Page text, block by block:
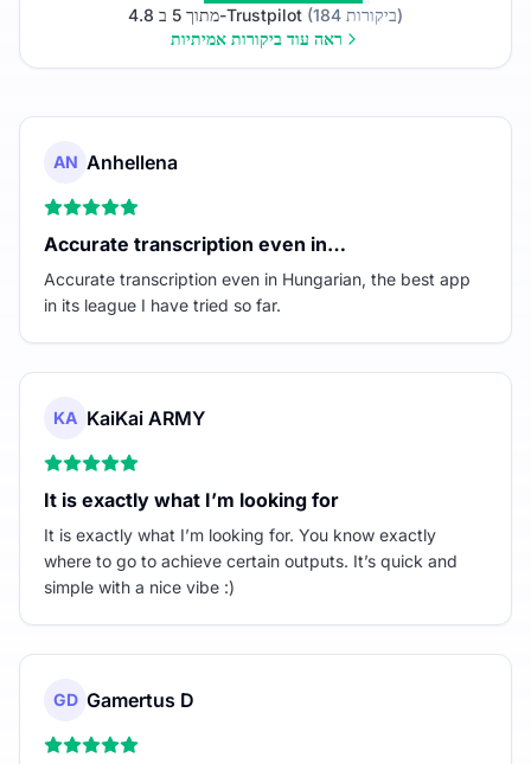
4.8 מתוך 5 ב-Trustpilot
(184 ביקורות)
ראה עוד ביקורות אמיתיות
AN Anhellena
Accurate transcription even in…
Accurate transcription even in Hungarian, the best app
in its league I have tried so far.
KA KaiKai ARMY
It is exactly what I’m looking for
It is exactly what I’m looking for. You know exactly
where to go to achieve certain outputs. It’s quick and
simple with a nice vibe :)
GD Gamertus D